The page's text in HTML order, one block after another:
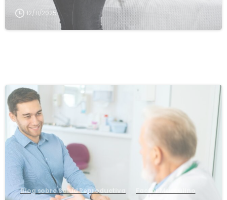
12/11/2025
Blog sobre Salud Reproductiva Factor Masculino